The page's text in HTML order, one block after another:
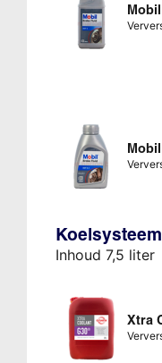
Koelsysteem
Inhoud 7,5 liter
Xtra